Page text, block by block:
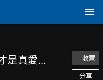
是真愛... ＋收藏
分享